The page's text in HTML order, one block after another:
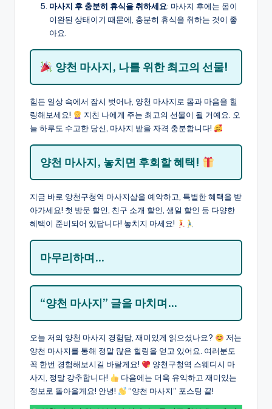
마사지 후 충분히 휴식을 취하세요: 마사지 후에는 몸이
이완된 상태이기 때문에, 충분히 휴식을 취하는 것이 좋
아요.
양천 마사지, 나를 위한 최고의 선물!
힘든 일상 속에서 잠시 벗어나, 양천 마사지로 몸과 마음을 힐
링해보세요!
지친 나에게 주는 최고의 선물이 될 거예요. 오
늘 하루도 수고한 당신, 마사지 받을 자격 충분합니다!
양천 마사지, 놓치면 후회할 혜택!
지금 바로 양천구청역 마사지샵을 예약하고, 특별한 혜택을 받
아가세요! 첫 방문 할인, 친구 소개 할인, 생일 할인 등 다양한
혜택이 준비되어 있답니다! 놓치지 마세요!
마무리하며…
“양천 마사지” 글을 마치며…
오늘 저의 양천 마사지 경험담, 재미있게 읽으셨나요?
저는
양천 마사지를 통해 정말 많은 힐링을 얻고 있어요. 여러분도
꼭 한번 경험해보시길 바랄게요!
양천구청역 스웨디시 마
사지, 정말 강추합니다!
다음에는 더욱 유익하고 재미있는
정보로 돌아올게요! 안녕!
“양천 마사지” 포스팅 끝!